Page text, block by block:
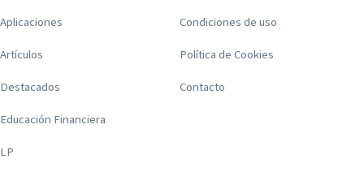
Aplicaciones
Artículos
Destacados
Educación Financiera
LP
Condiciones de uso
Política de Cookies
Contacto